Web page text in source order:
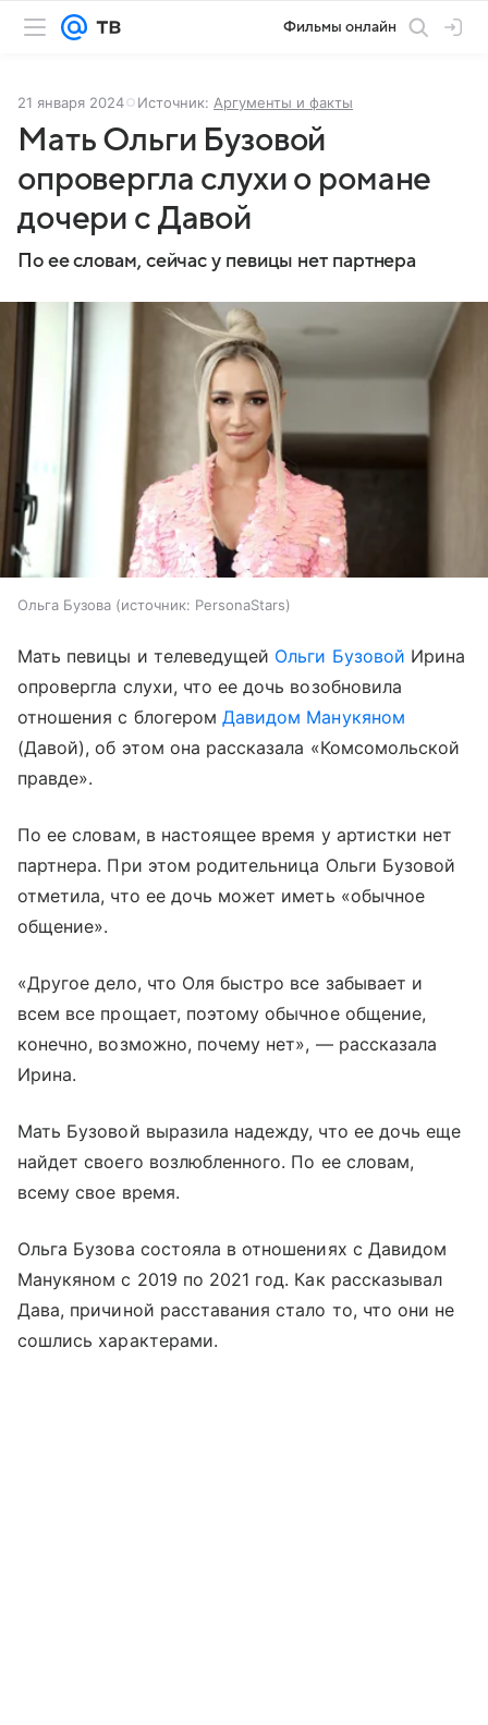
Фильмы онлайн
21 января 2024 Источник: Аргументы и факты
Мать Ольги Бузовой
опровергла слухи о романе
дочери с Давой
По ее словам, сейчас у певицы нет партнера
Ольга Бузова источник: PersonaStars
Мать певицы и телеведущей Ольги Бузовой Ирина
опровергла слухи, что ее дочь возобновила
отношения с блогеромДавидом Манукяном
(Давой), об этом она рассказала «Комсомольской
правде».
По ее словам, в настоящее время у артистки нет
партнера. При этом родительница Ольги Бузовой
отметила, что ее дочь может иметь «обычное
общение».
«Другое дело, что Оля быстро все забывает и
всем все прощает, поэтому обычное общение,
конечно, возможно, почему нет», — рассказала
Ирина.
Мать Бузовой выразила надежду, что ее дочь еще
найдет своего возлюбленного. По ее словам,
всему свое время.
Ольга Бузова состояла в отношениях с Давидом
Манукяном с 2019 по 2021 год. Как рассказывал
Дава, причиной расставания стало то, что они не
сошлись характерами.